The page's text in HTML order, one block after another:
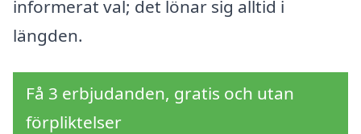
informerat val; det lönar sig alltid i
längden.
Få 3 erbjudanden, gratis och utan
förpliktelser